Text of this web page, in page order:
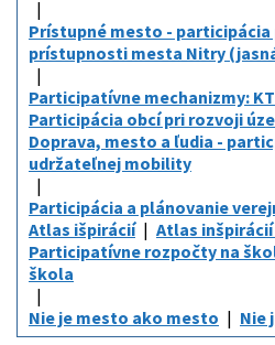
Prístupné mesto - participácia
prístupnosti mesta Nitry
Participatívne mechanizmy:
Participácia obcí pri rozvoji
Doprava, mesto a ľudia -
udržateľnej mobility
Participácia a plánovanie
Atlas išpirácií
Atlas
Participatívne rozpočty na
škola
Nie je mesto ako mesto
Nie